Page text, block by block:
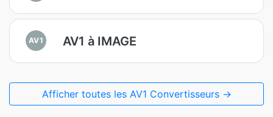
AV1 AV1 à IMAGE
Afficher toutes les AV1 Convertisseurs →